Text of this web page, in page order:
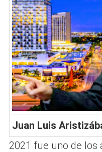
Juan Luis
2021 fue uno de los